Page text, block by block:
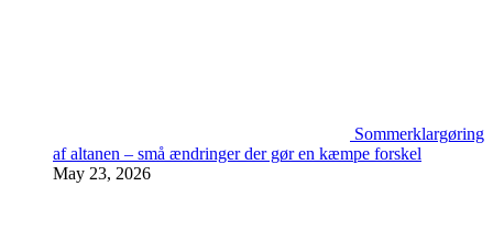
Sommerklargøring
af altanen – små ændringer der gør en kæmpe forskel
May 23, 2026